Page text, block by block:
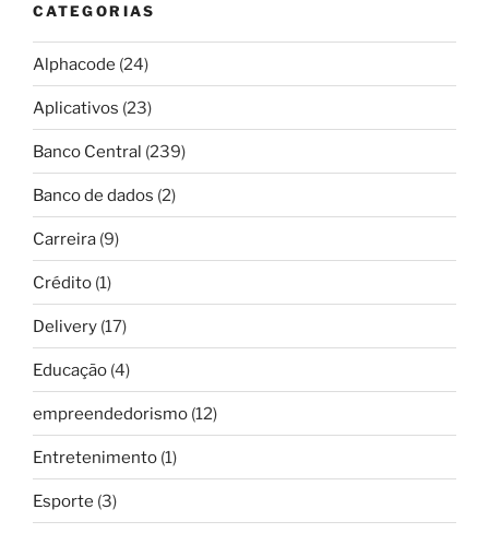
CATEGORIAS
Alphacode (24)
Aplicativos (23)
Banco Central (239)
Banco de dados (2)
Carreira (9)
Crédito (1)
Delivery (17)
Educação (4)
empreendedorismo (12)
Entretenimento (1)
Esporte (3)